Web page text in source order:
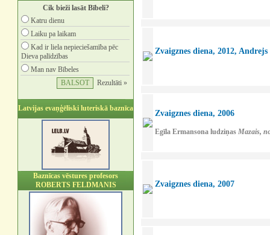
Cik bieži lasāt Bībeli?
Katru dienu
Laiku pa laikam
Kad ir liela nepieciešamība pēc
Dieva palīdzības
Man nav Bībeles
Rezultāti »
Latvijas evaņģēliski luteriskā baznīca
Baznīcas vēstures profesors
ROBERTS FELDMANIS
Zvaigznes diena, 2012, Andrejs
Zvaigznes diena, 2006
Egīla Ermansona ludziņas Mazais,
Zvaigznes diena, 2007